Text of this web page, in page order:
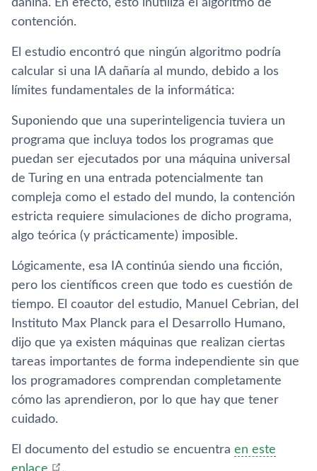
dañina. En efecto, esto inutiliza el algoritmo de
contención.
El estudio encontró que ningún algoritmo podría
calcular si una IA dañaría al mundo, debido a los
límites fundamentales de la informática:
Suponiendo que una superinteligencia tuviera un
programa que incluya todos los programas que
puedan ser ejecutados por una máquina universal
de Turing en una entrada potencialmente tan
compleja como el estado del mundo, la contención
estricta requiere simulaciones de dicho programa,
algo teórica (y prácticamente) imposible.
Lógicamente, esa IA continúa siendo una ficción,
pero los científicos creen que todo es cuestión de
tiempo. El coautor del estudio, Manuel Cebrian, del
Instituto Max Planck para el Desarrollo Humano,
dijo que ya existen máquinas que realizan ciertas
tareas importantes de forma independiente sin que
los programadores comprendan completamente
cómo las aprendieron, por lo que hay que tener
cuidado.
El documento del estudio se encuentra en este